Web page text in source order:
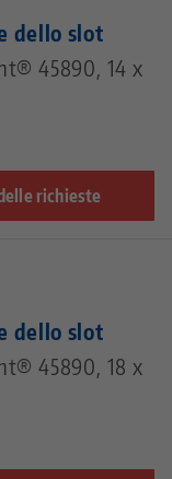
dello slot
45890, 14 x
richieste
dello slot
45890, 18 x